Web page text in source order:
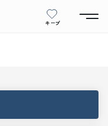
キープ